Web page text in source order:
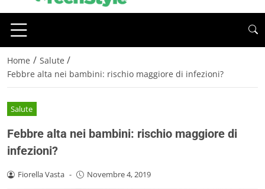
Home / Salute /
Febbre alta nei bambini: rischio maggiore di infezioni?
Salute
Febbre alta nei bambini: rischio maggiore di
infezioni?
Fiorella Vasta - Novembre 4, 2019